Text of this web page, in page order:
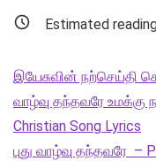
Estimated
இயேசுவின் நற்செய்தி
வாழ்வு தந்தவரே உமக்கு
Christian Song Lyrics
புது வாழ்வு தந்தவரே –